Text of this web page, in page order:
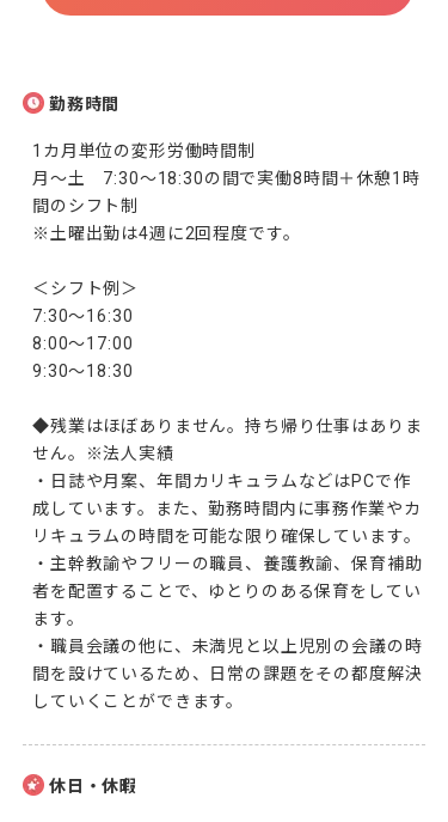
勤務時間
1カ月単位の変形労働時間制
月～土　7:30～18:30の間で実働8時間＋休憩1時
間のシフト制
※土曜出勤は4週に2回程度です。
＜シフト例＞
7:30～16:30
8:00～17:00
9:30～18:30
◆残業はほぼありません。持ち帰り仕事はありま
せん。※法人実績
・日誌や月案、年間カリキュラムなどはPCで作
成しています。また、勤務時間内に事務作業やカ
リキュラムの時間を可能な限り確保しています。
・主幹教諭やフリーの職員、養護教諭、保育補助
者を配置することで、ゆとりのある保育をしてい
ます。
・職員会議の他に、未満児と以上児別の会議の時
間を設けているため、日常の課題をその都度解決
していくことができます。
休日・休暇